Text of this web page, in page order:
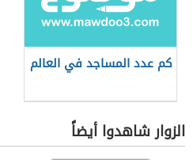
كم عدد المساجد في العالم
الزوار شاهدوا أيضاً